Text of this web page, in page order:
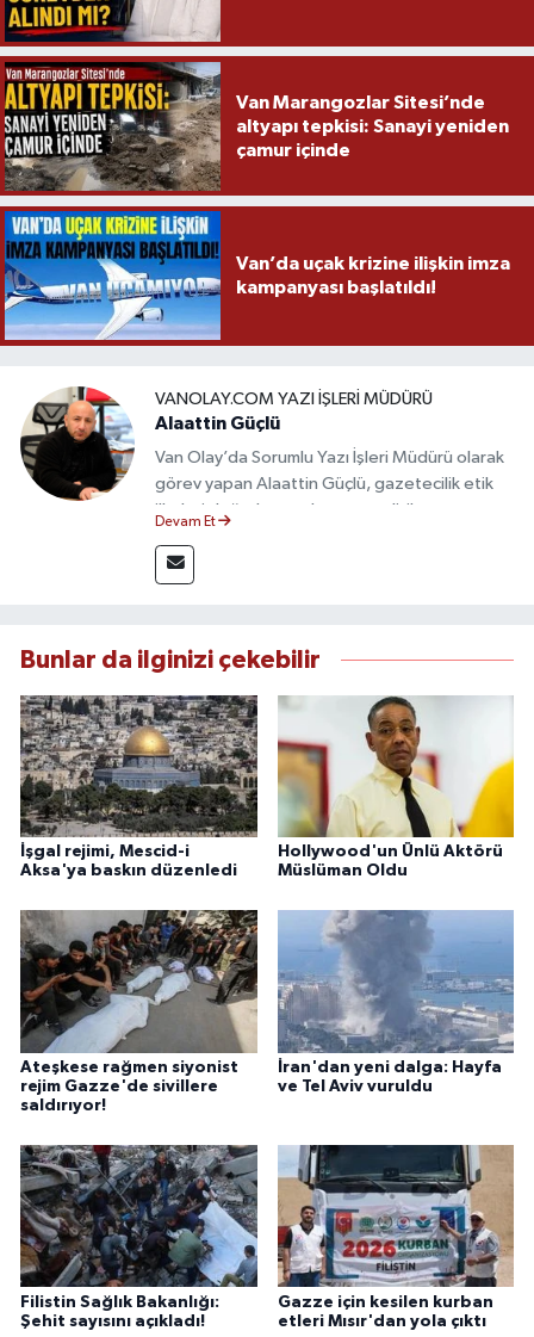
Van Marangozlar Sitesi’nde
altyapı tepkisi: Sanayi yeniden
çamur içinde
Van’da uçak krizine ilişkin imza
kampanyası başlatıldı!
VANOLAY.COM YAZI İŞLERI MÜDÜRÜ
Alaattin Güçlü
Van Olay’da Sorumlu Yazı İşleri Müdürü olarak
görev yapan Alaattin Güçlü, gazetecilik etik
ilkeleri doğrultusunda yayın politikasının
yönetiminden sorumludur. Yerel ve ulusal
gündemi yakından takip eden Güçlü, tarafsız,
etmektedir.
Devam Et
Bunlar da ilginizi çekebilir
İşgal rejimi, Mescid-i
Aksa'ya baskın düzenledi
Hollywood'un Ünlü Aktörü
Müslüman Oldu
Ateşkese rağmen siyonist
rejim Gazze'de sivillere
saldırıyor!
İran'dan yeni dalga: Hayfa
ve Tel Aviv vuruldu
Filistin Sağlık Bakanlığı:
Şehit sayısını açıkladı!
Gazze için kesilen kurban
etleri Mısır'dan yola çıktı